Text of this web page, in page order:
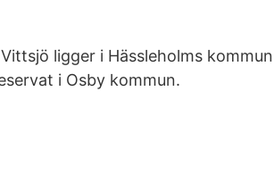
ligger i Hässleholms
i Osby kommun.